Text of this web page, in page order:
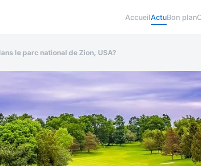
AccueilActuBon plan
le parc national de Zion, USA?